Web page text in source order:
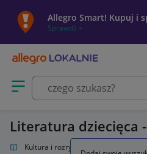
Allegro Smart! Kupuj i
Sprawdź »
Otwórz menu z kategoriami
Literatura dziecięca
Kultura i rozrywka